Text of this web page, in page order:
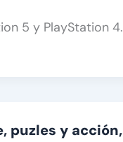
5 y PlayStation 4.
puzles y acción,